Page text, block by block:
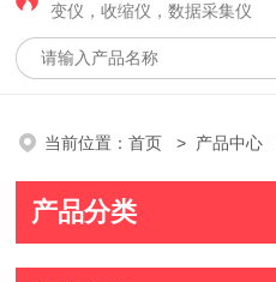
变仪，收缩仪，数据采集仪
当前位置：首页 > 产品中心
产品分类